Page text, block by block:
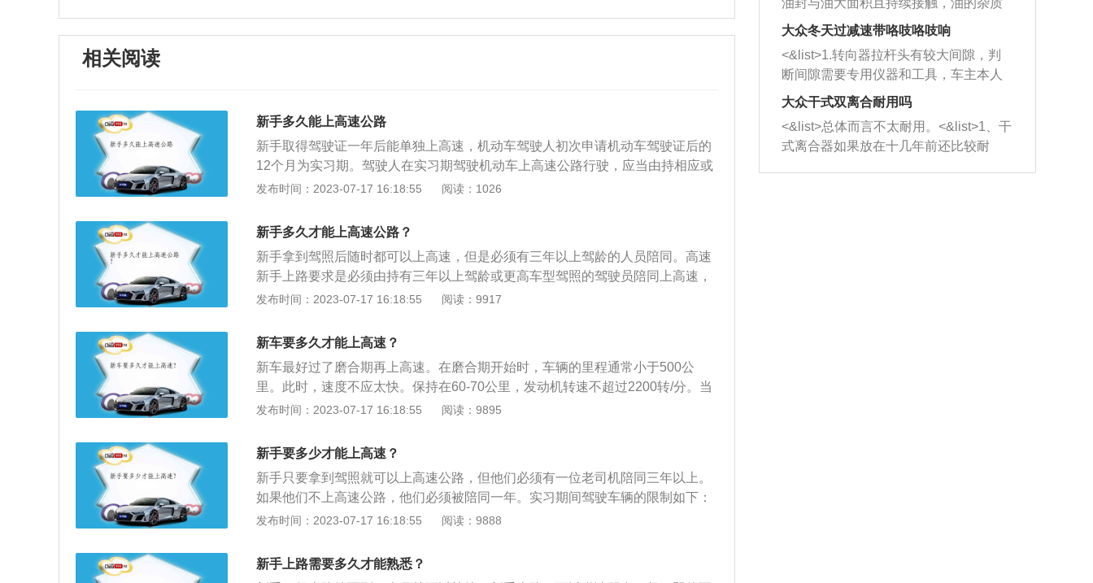
相关阅读
新手多久能上高速公路
新手取得驾驶证一年后能单独上高速，机动车驾驶人初次申请机动车驾驶证后的
12个月为实习期。驾驶人在实习期驾驶机动车上高速公路行驶，应当由持相应或
者更高准驾车型驾驶证三年以上的驾驶人陪同。新手上高速注意事项:1、上高速
无扎着铁钉卡着石子，因为高速公路上开车轮胎的正常与否直接关系行车是否安
全；2、尽量离一些车况看去不是很好的、运输散装货物或者货物捆扎不牢的大
货车远点，尽量不并行或者是跟随行驶，防止货物或者是车上物件飞落。如果要
超越这类车辆时，要看准机会，快速安全的超过去；3、高速公路上开车要密切
关注路边的一些警告和告示标牌；4、上高速必须系好安全带，包括副驾驶座和
近，因为跟在大型车后面视线不良，一旦前方有紧急情况会因为没有提前预判而
来不及采取有效措施；6、在正常行驶过程中，尽量不要在行车道上急刹或者停
车，以免发生追尾事故。在驶离高速出口或者进入服务区前，一定要看清出口指
了在行车道上停车甚至倒车；7、如果发现前方大货车或者大客车突然变道，那
较远。
发布时间：2023-07-17 16:18:55 阅读：1026
新手多久才能上高速公路？
新手拿到驾照后随时都可以上高速，但是必须有三年以上驾龄的人员陪同。高速
新手上路要求是必须由持有三年以上驾龄或更高车型驾照的驾驶员陪同上高速，
初次申领和增驾的机动车驾驶证实习期为十二个月，期间不可单独上高速。在高
降低车速。在高速公路行驶时不能随意变换车道，并且在正常情况下不允许占用
聊天，这样能够缓解驾驶过程中的疲劳。实习期单独上高速的处罚：实习期单独
上高速处以罚款，根据“123号令”第六十四条第一款规定，机动车驾驶人初次申请
机动车驾驶证和增加准驾车型后的12个月为实习期（即驾驶证正本“初次领证日
期。
发布时间：2023-07-17 16:18:55 阅读：9917
新车要多久才能上高速？
新车最好过了磨合期再上高速。在磨合期开始时，车辆的里程通常小于500公
里。此时，速度不应太快。保持在60-70公里，发动机转速不超过2200转/分。当
里程达到500-1000公里左右时，是磨合期的中期，速度从60-70公里/小时提高到
000-1500公里时，为磨合期的后期。此时，速度可以提高到120km/h以下。磨合
需要逐步进行，转速不应超过3000转/分。
发布时间：2023-07-17 16:18:55 阅读：9895
新手要多少才能上高速？
新手只要拿到驾照就可以上高速公路，但他们必须有一位老司机陪同三年以上。
如果他们不上高速公路，他们必须被陪同一年。实习期间驾驶车辆的限制如下：
1、实习期间，机动车驾驶员不得驾驶公交车、营运公交车或执行任务的警车、
性等危险物质的机动车；机动车辆不得牵引挂车。2、实习期间在高速公路上驾
驶机动车的驾驶员，应当由持有相应车型或者更高车型驾驶执照三年以上的驾驶
发布时间：2023-07-17 16:18:55 阅读：9888
新手上路需要多久才能熟悉？
洗剂对堵塞的情况得到解决，将清洗剂
放在燃油箱中，与燃油混合后，车辆启
动时，就可以和汽油一起进入到燃烧
室，最后形成废气排出，就可以让三元
催化器得到清洗，排气管堵塞的情况就
能够得到解决。
圈数。 <&list>3、最后强调要反复练
习，这样就可以形成肌肉记忆，在真实
驾驶车辆时，不需要记忆也能打好方
向。
油封与油大面积且持续接触，油的杂质
和发动机内持续温度变化使其密封效果
逐渐减弱，导致渗油或漏油。<&list>2、
活塞间隙过大：积碳会使活塞环与缸体
的间隙扩大，导致机油流入燃烧室中，
造成烧机油。<&list>3、机油粘度。使用
机油粘度过小的话，同样会有烧机油现
象，机油粘度过小具有很好的流动性，
大众冬天过减速带咯吱咯吱响
<&list>1.转向器拉杆头有较大间隙，判
断间隙需要专用仪器和工具，车主本人
无法制作，需要将车辆送到修理厂或4s
店；<&list>2.车辆半轴套管防尘罩破
裂，破裂后会出现漏油现象，使半轴磨
损严重，磨损的半轴容易损坏，产生异
响；<&list>3.稳定器的转向胶套和球头
大众干式双离合耐用吗
<&list>总体而言不太耐用。<&list>1、干
式离合器如果放在十几年前还比较耐